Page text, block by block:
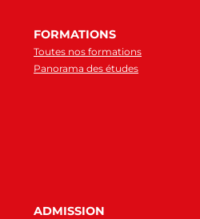
FORMATIONS
Toutes nos formations
Panorama des études
ADMISSION